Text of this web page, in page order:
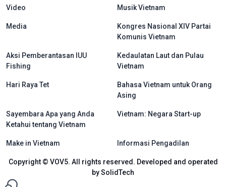
Video Musik Vietnam
Media
Kongres Nasional XIV Partai
Komunis Vietnam
Aksi Pemberantasan IUU
Fishing
Kedaulatan Laut dan Pulau
Vietnam
Hari Raya Tet
Bahasa Vietnam untuk Orang
Asing
Sayembara Apa yang Anda
Ketahui tentang Vietnam
Vietnam: Negara Start-up
Make in Vietnam Informasi Pengadilan
Copyright © VOV5. All rights reserved. Developed and operated
by SolidTech